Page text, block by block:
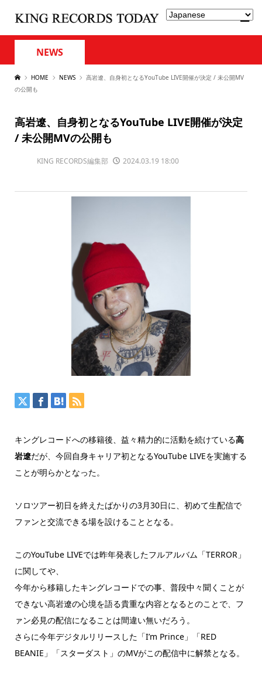
NEWS
HOME NEWS
高岩遼、自身初となるYouTube LIVE開催が決定 / 未公開MV
の公開も
高岩遼、自身初となるYouTube LIVE開催が決定
/ 未公開MVの公開も
KING RECORDS編集部 2024.03.19 18:00
キングレコードへの移籍後、益々精力的に活動を続けている高
岩遼だが、今回自身キャリア初となるYouTube LIVEを実施する
ことが明らかとなった。
ソロツアー初日を終えたばかりの3月30日に、初めて生配信で
ファンと交流できる場を設けることとなる。
このYouTube LIVEでは昨年発表したフルアルバム「TERROR」
に関してや、
今年から移籍したキングレコードでの事、普段中々聞くことが
できない高岩遼の心境を語る貴重な内容となるとのことで、フ
ァン必見の配信になることは間違い無いだろう。
さらに今年デジタルリリースした「I’m Prince」「RED
BEANIE」「スターダスト」のMVがこの配信中に解禁となる。